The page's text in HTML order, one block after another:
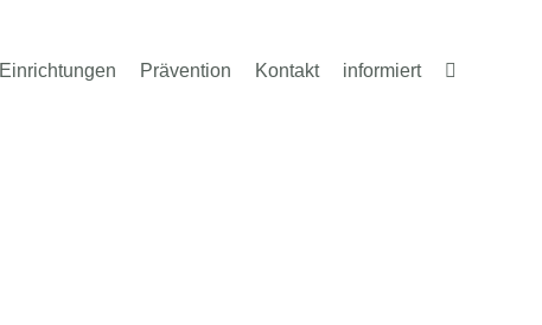
Einrichtungen Prävention Kontakt informiert